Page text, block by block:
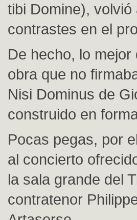
tibi Domine),
contrastes en el
De hecho, lo
obra que no
Nisi Dominus de
construido en
Pocas pegas, por
al concierto
la sala grande del
contratenor